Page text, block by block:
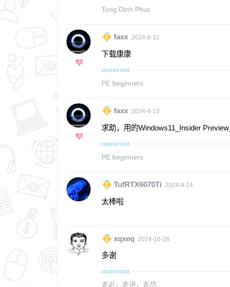
Tong Dinh Phuc
faxx 2024-8-12
下载康康
PE beginners
faxx 2024-8-13
求助，用的Windows11_Insider
PE beginners
TufRTX6070Ti 2024-8-24
太棒啦
xqxeq 2024-10-28
多谢
走近，走进，走尽